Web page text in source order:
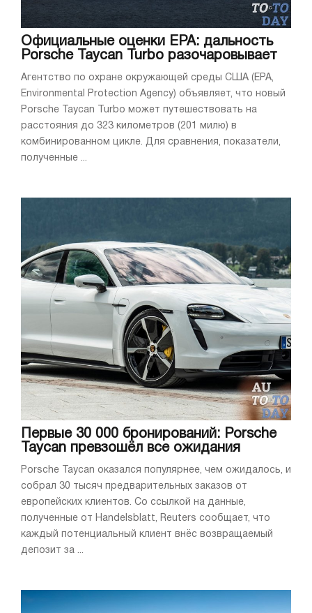
Официальные оценки EPA: дальность
Porsche Taycan Turbo разочаровывает
Агентство по охране окружающей среды США (EPA,
Environmental Protection Agency) объявляет, что новый
Porsche Taycan Turbo может путешествовать на
расстояния до 323 километров (201 милю) в
комбинированном цикле. Для сравнения, показатели,
полученные ...
Первые 30 000 бронирований: Porsche
Taycan превзошёл все ожидания
Porsche Taycan оказался популярнее, чем ожидалось, и
собрал 30 тысяч предварительных заказов от
европейских клиентов. Со ссылкой на данные,
полученные от Handelsblatt, Reuters сообщает, что
каждый потенциальный клиент внёс возвращаемый
депозит за ...